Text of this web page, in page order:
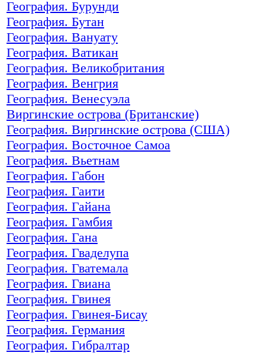
География. Бурунди
География. Бутан
География. Вануату
География. Ватикан
География. Великобритания
География. Венгрия
География. Венесуэла
Виргинские острова (Британские)
География. Виргинские острова (США)
География. Восточное Самоа
География. Вьетнам
География. Габон
География. Гаити
География. Гайана
География. Гамбия
География. Гана
География. Гваделупа
География. Гватемала
География. Гвиана
География. Гвинея
География. Гвинея-Бисау
География. Германия
География. Гибралтар